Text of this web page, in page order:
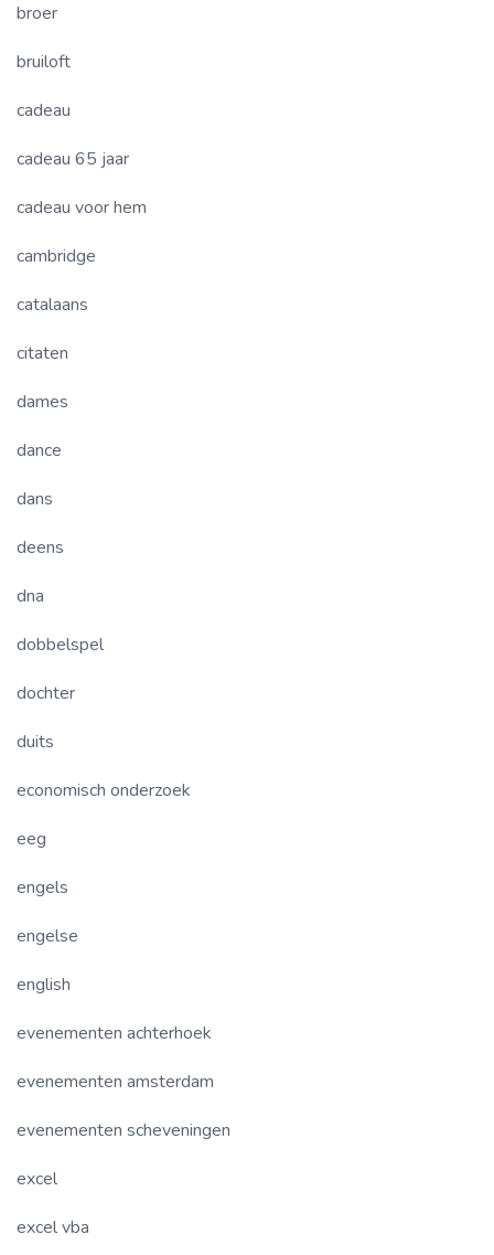
broer
bruiloft
cadeau
cadeau 65 jaar
cadeau voor hem
cambridge
catalaans
citaten
dames
dance
dans
deens
dna
dobbelspel
dochter
duits
economisch onderzoek
eeg
engels
engelse
english
evenementen achterhoek
evenementen amsterdam
evenementen scheveningen
excel
excel vba